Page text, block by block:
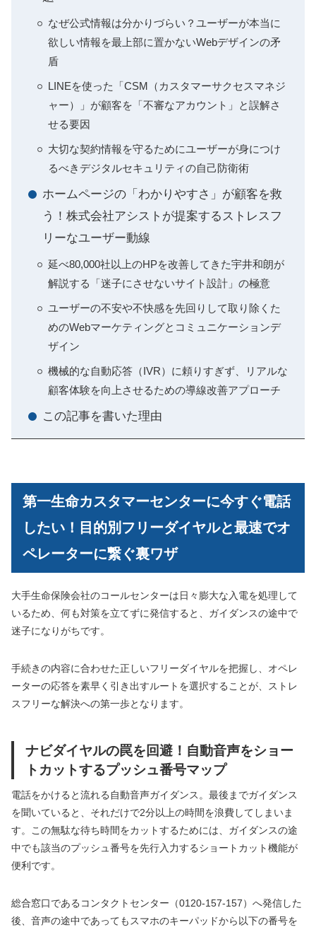
なぜ公式情報は分かりづらい？ユーザーが本当に
欲しい情報を最上部に置かないWebデザインの矛
盾
LINEを使った「CSM（カスタマーサクセスマネジ
ャー）」が顧客を「不審なアカウント」と誤解さ
せる要因
大切な契約情報を守るためにユーザーが身につけ
るべきデジタルセキュリティの自己防衛術
ホームページの「わかりやすさ」が顧客を救
う！株式会社アシストが提案するストレスフ
リーなユーザー動線
延べ80,000社以上のHPを改善してきた宇井和朗が
解説する「迷子にさせないサイト設計」の極意
ユーザーの不安や不快感を先回りして取り除くた
めのWebマーケティングとコミュニケーションデ
ザイン
機械的な自動応答（IVR）に頼りすぎず、リアルな
顧客体験を向上させるための導線改善アプローチ
この記事を書いた理由
第一生命カスタマーセンターに今すぐ電話
したい！目的別フリーダイヤルと最速でオ
ペレーターに繋ぐ裏ワザ
大手生命保険会社のコールセンターは日々膨大な入電を処理して
いるため、何も対策を立てずに発信すると、ガイダンスの途中で
迷子になりがちです。
手続きの内容に合わせた正しいフリーダイヤルを把握し、オペレ
ーターの応答を素早く引き出すルートを選択することが、ストレ
スフリーな解決への第一歩となります。
ナビダイヤルの罠を回避！自動音声をショー
トカットするプッシュ番号マップ
電話をかけると流れる自動音声ガイダンス。最後までガイダンス
を聞いていると、それだけで2分以上の時間を浪費してしまいま
す。この無駄な待ち時間をカットするためには、ガイダンスの途
中でも該当のプッシュ番号を先行入力するショートカット機能が
便利です。
総合窓口であるコンタクトセンター（0120-157-157）へ発信した
後、音声の途中であってもスマホのキーパッドから以下の番号を